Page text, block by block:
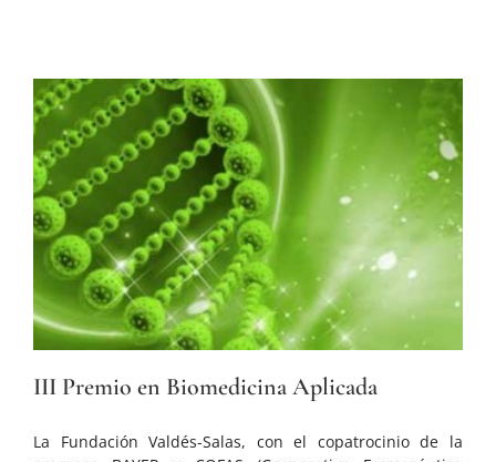
III Premio en Biomedicina Aplicada
La Fundación Valdés-Salas, con el copatrocinio de la